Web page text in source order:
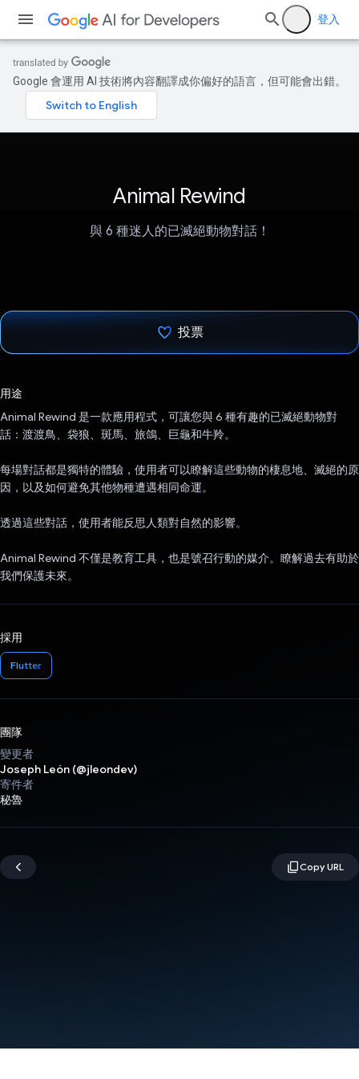
登入
Google 會運用 AI 技術將內容翻譯成你偏好的語言，但可能會出錯。
Animal Rewind
與 6 種迷人的已滅絕動物對話！
投票
用途
Animal Rewind 是一款應用程式，可讓您與 6 種有趣的已滅絕動物對
話：渡渡鳥、袋狼、斑馬、旅鴿、巨龜和牛羚。
每場對話都是獨特的體驗，使用者可以瞭解這些動物的棲息地、滅絕的原
因，以及如何避免其他物種遭遇相同命運。
透過這些對話，使用者能反思人類對自然的影響。
Animal Rewind 不僅是教育工具，也是號召行動的媒介。瞭解過去有助於
我們保護未來。
採用
Flutter
團隊
變更者
Joseph León (@jleondev)
寄件者
秘魯